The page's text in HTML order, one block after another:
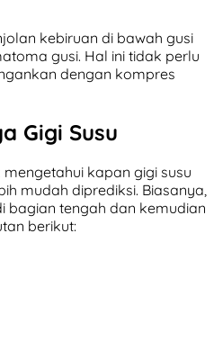
kebiruan di bawah gusi
gusi. Hal ini tidak perlu
dengan kompres
Gigi Susu
kapan gigi susu
mudah diprediksi. Biasanya,
bagian tengah dan kemudian
berikut: